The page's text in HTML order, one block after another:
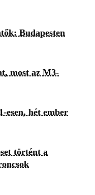
Budapesten
most az M3-
esen, hét ember
történt a